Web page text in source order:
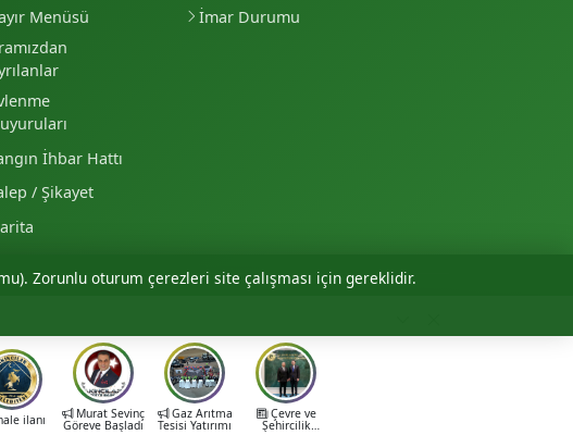
Menüsü
İhbar Hattı
/ Şikayet
İmar Durumu
Zorunlu oturum çerezleri site çalışması için gereklidir.
ilanı Murat Sevinç
Göreve Başladı
Gaz Arıtma
Tesisi Yatırımı
Çevre ve
Şehircilik